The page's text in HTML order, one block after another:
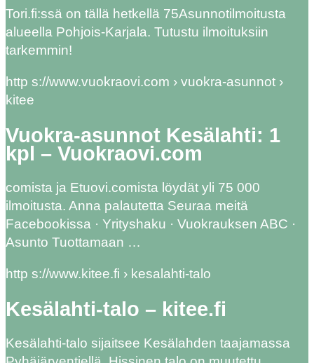
Tori.fi:ssä on tällä hetkellä 75Asunnotilmoitusta
alueella Pohjois-Karjala. Tutustu ilmoituksiin
tarkemmin!
http s://www.vuokraovi.com › vuokra-asunnot ›
kitee
Vuokra-asunnot Kesälahti: 1
kpl – Vuokraovi.com
comista ja Etuovi.comista löydät yli 75 000
ilmoitusta. Anna palautetta Seuraa meitä
Facebookissa · Yrityshaku · Vuokrauksen ABC ·
Asunto Tuottamaan …
http s://www.kitee.fi › kesalahti-talo
Kesälahti-talo – kitee.fi
Kesälahti-talo sijaitsee Kesälahden taajamassa